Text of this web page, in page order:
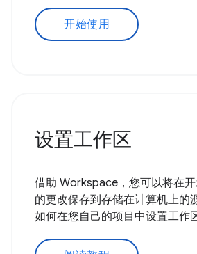
开始使用
设置工作区
借助 Workspace，您可以将在
的更改保存到存储在计算机上的
如何在您自己的项目中设置工作